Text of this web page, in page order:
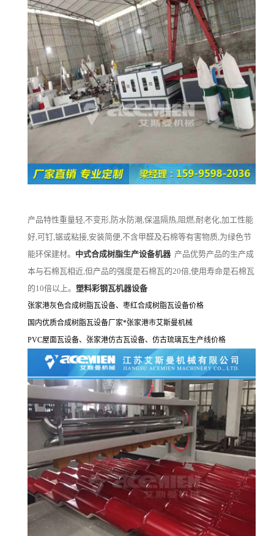
产品特性重量轻,不变形,防水防潮,保温隔热,阻燃,耐老化,加工性能
好,可钉,锯或粘接,安装简便,不含甲醛及石棉等有害物质,为绿色节
能环保建材。 中式合成树脂生产设备机器 产品优势产品的生产成
本与石棉瓦相近,但产品的强度是石棉瓦的20倍,使用寿命是石棉瓦
的10倍以上。 塑料彩钢瓦机器设备
张家港灰色合成树脂瓦设备、枣红合成树脂瓦设备价格
国内优质合成树脂瓦设备厂家*张家港市艾斯曼机械
PVC屋面瓦设备、张家港仿古瓦设备、仿古琉璃瓦生产线价格